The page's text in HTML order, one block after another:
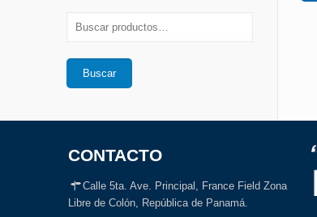
Buscar
CONTACTO
Calle 5ta. Ave. Principal, France Field Zona
Libre de Colón, República de Panamá.